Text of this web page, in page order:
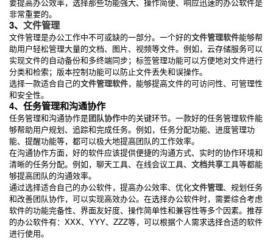
要提高办公效率，选择那些功能强大、操作简便、响应迅速的办公软件是
非常重要的。
3、 文件管理
文件管理是办公工作中不可或缺的一部分。一个好的文件管理软件能够帮
助用户轻松管理大量的文档、图片、视频等文件。例如，云存储服务可以
实现文件的自动备份和多终端同步；标签管理功能可以方便地对文件进行
分类和检索；版本控制功能可以防止文件丢失和误操作。
选择一款适合自己的文件管理软件，能够提高文件的可访问性、可管理性
和安全性。
4、任务管理和沟通协作
任务管理和沟通协作是团队协作中的关键环节。一款好的任务管理软件能
够帮助用户规划、追踪和完成任务。例如，任务分配功能、进度管理功
能、提醒功能等，都可以极大地提高团队的工作效率。
在沟通协作方面，好的软件应该提供便捷的沟通方式、实时的协作环境和
清晰的任务分配。例如，聊天工具、在线会议工具、 文档共享工具等都能
够提高团队的沟通效率。
通过选择适合自己的办公软件，提高办公效率、优化文件管理、规划任务
和改善团队协作，可以实现高效办公。在选择办公软件时，需要综合考虑
软件的功能完备性、界面友好度、操作简单性和兼容性等多个因素。推荐
的办公软件有：XXX、YYY、ZZZ等，可以根据个人需求选择合适的软件
进行使用。